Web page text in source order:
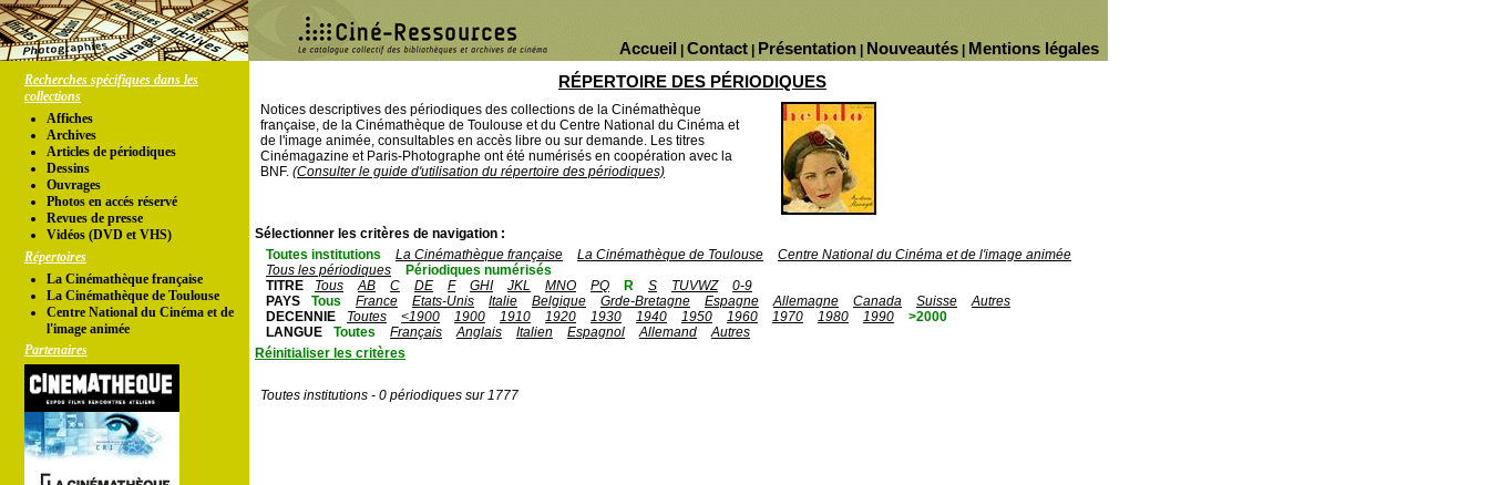
Mentions légales
Nouveautés
Présentation
Contact
Accueil
Recherches spécifiques dans les
collections
Affiches
Archives
Articles de périodiques
Dessins
Ouvrages
Photos en accés réservé
Revues de presse
Vidéos (DVD et VHS)
Répertoires
La Cinémathèque française
La Cinémathèque de Toulouse
Centre National du Cinéma et de
l'image animée
Partenaires
RÉPERTOIRE DES PÉRIODIQUES
Notices descriptives des périodiques des collections de la Cinémathèque
française, de la Cinémathèque de Toulouse et du Centre National du Cinéma et
de l'image animée, consultables en accès libre ou sur demande. Les titres
Cinémagazine et Paris-Photographe ont été numérisés en coopération avec la
BNF. (Consulter le guide d'utilisation du répertoire des périodiques)
Sélectionner les critères de navigation :
Toutes institutions
La Cinémathèque française La Cinémathèque de Toulouse
Centre National du Cinéma et de l'image animée
Tous les périodiques
Périodiques numérisés
TITRE
Tous AB C DE F GHI JKL MNO PQ R S TUVWZ
0-9
PAYS
Tous France Etats-Unis Italie Belgique Grde-Bretagne Espagne Allemagne Canada Suisse
Autres
DECENNIE
Toutes <1900 1900 1910 1920 1930 1940 1950 1960 1970 1980 1990
>2000
LANGUE
Toutes Français Anglais Italien Espagnol Allemand
Autres
Réinitialiser les critères
Toutes institutions - 0 périodiques sur 1777